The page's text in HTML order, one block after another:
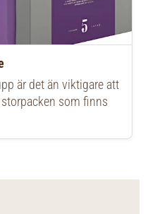
är det än viktigare att
som finns